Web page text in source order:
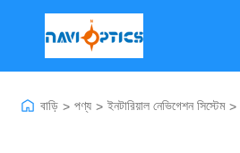
বাড়ি > পণ্য > ইনটারিয়াল নেভিগেশন সিস্টেম >